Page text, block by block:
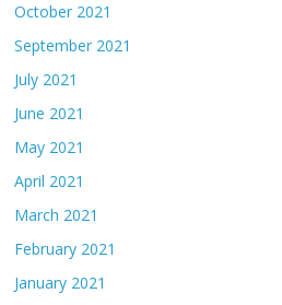
October 2021
September 2021
July 2021
June 2021
May 2021
April 2021
March 2021
February 2021
January 2021